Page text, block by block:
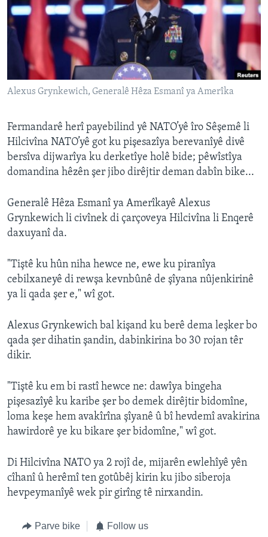
ÇAND Û HUNER
SERNIVÎS
SORANÎ
Learning English
Zimanên Din
Alexus Grynkewich, Generalê Hêza Esmanî ya Amerîka
Fermandarê herî payebilind yê NATO’yê îro Sêşemê li
Hilcivîna NATO’yê got ku pişesazîya berevanîyê divê
bersîva dijwarîya ku derketîye holê bide; pêwîstîya
domandina hêzên şer jibo dirêjtir deman dabîn bike...
Generalê Hêza Esmanî ya Amerîkayê Alexus
Grynkewich li civînek di çarçoveya Hilcivîna li Enqerê
daxuyanî da.
"Tiştê ku hûn niha hewce ne, ewe ku piranîya
cebilxaneyê di rewşa kevnbûnê de şîyana nûjenkirinê
ya li qada şer e," wî got.
Alexus Grynkewich bal kişand ku berê dema leşker bo
qada şer dihatin şandin, dabinkirina bo 30 rojan têr
dikir.
"Tiştê ku em bi rastî hewce ne: dawîya bingeha
pişesazîyê ku karibe şer bo demek dirêjtir bidomîne,
loma keşe hem avakîrîna şîyanê û bî hevdemî avakirina
hawirdorê ye ku bikare şer bidomîne," wî got.
Di Hilcivîna NATO ya 2 rojî de, mijarên ewlehîyê yên
cîhanî û herêmî ten gotûbêj kirin ku jibo siberoja
hevpeymanîyê wek pir girîng tê nirxandin.
Parve bike Follow us